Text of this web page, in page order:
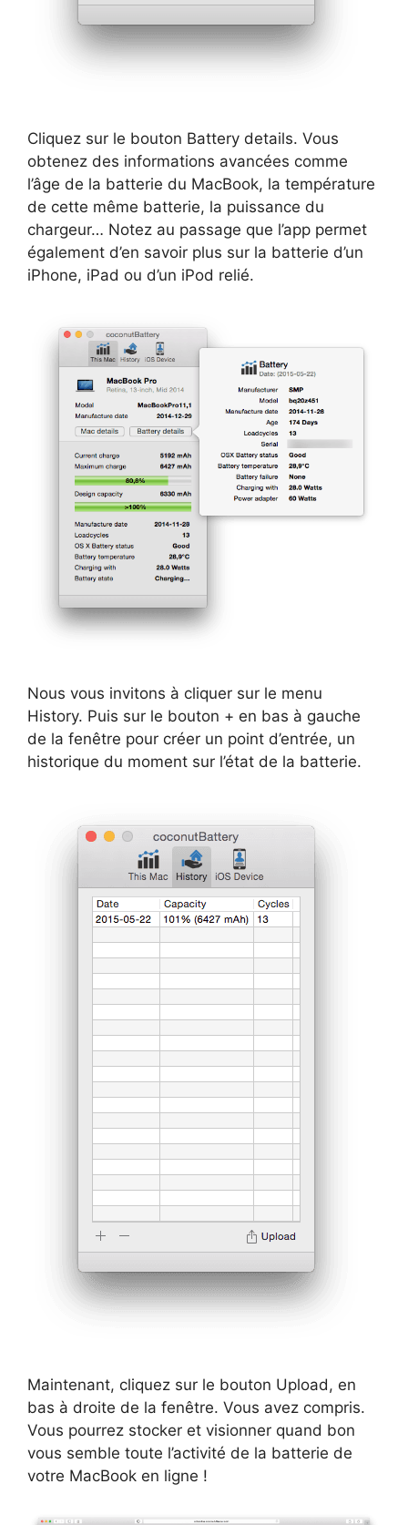
Cliquez sur le bouton Battery details. Vous
obtenez des informations avancées comme
l’âge de la batterie du MacBook, la température
de cette même batterie, la puissance du
chargeur… Notez au passage que l’app permet
également d’en savoir plus sur la batterie d’un
iPhone, iPad ou d’un iPod relié.
Nous vous invitons à cliquer sur le menu
History. Puis sur le bouton + en bas à gauche
de la fenêtre pour créer un point d’entrée, un
historique du moment sur l’état de la batterie.
Maintenant, cliquez sur le bouton Upload, en
bas à droite de la fenêtre. Vous avez compris.
Vous pourrez stocker et visionner quand bon
vous semble toute l’activité de la batterie de
votre MacBook en ligne !